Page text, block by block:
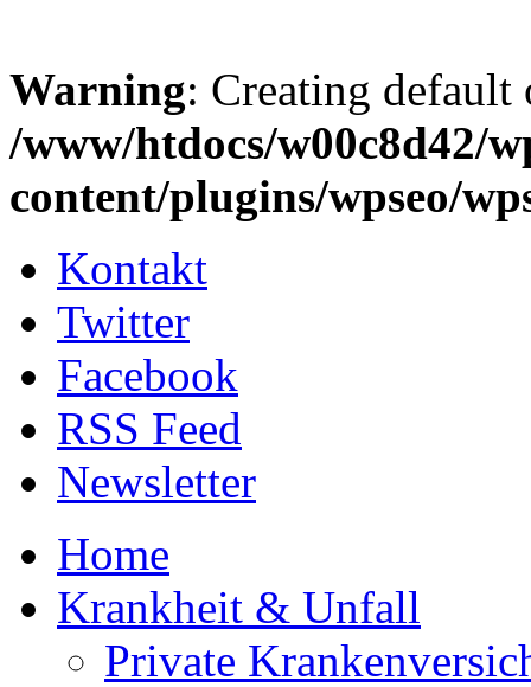
Warning: Creating
/www/htdocs/w00c8d42/
content/plugins/wpseo/
Kontakt
Twitter
Facebook
RSS Feed
Newsletter
Home
Krankheit & Unfall
Private